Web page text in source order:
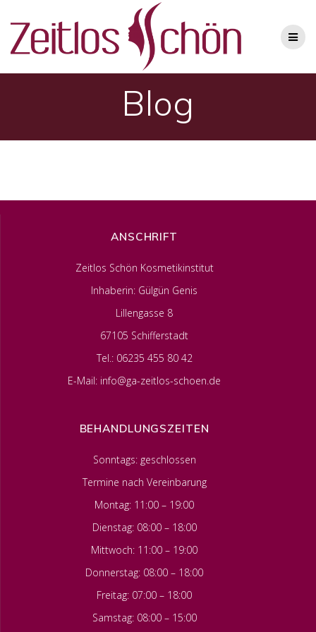
Blog
ANSCHRIFT
Zeitlos Schön Kosmetikinstitut
Inhaberin: Gülgün Genis
Lillengasse 8
67105 Schifferstadt
Tel.: 06235 455 80 42
E-Mail: info@ga-zeitlos-schoen.de
BEHANDLUNGSZEITEN
Sonntags: geschlossen
Termine nach Vereinbarung
Montag: 11:00 – 19:00
Dienstag: 08:00 – 18:00
Mittwoch: 11:00 – 19:00
Donnerstag: 08:00 – 18:00
Freitag: 07:00 – 18:00
Samstag: 08:00 – 15:00